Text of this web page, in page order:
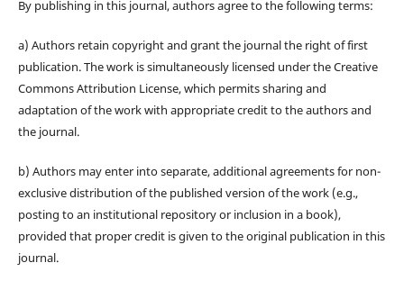
By publishing in this journal, authors agree to the following terms:
a) Authors retain copyright and grant the journal the right of first
publication. The work is simultaneously licensed under the Creative
Commons Attribution License, which permits sharing and
adaptation of the work with appropriate credit to the authors and
the journal.
b) Authors may enter into separate, additional agreements for non-
exclusive distribution of the published version of the work (e.g.,
posting to an institutional repository or inclusion in a book),
provided that proper credit is given to the original publication in this
journal.